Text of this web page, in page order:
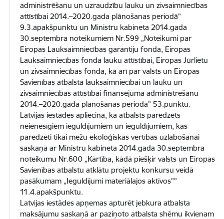
administrēšanu un uzraudzību lauku un zivsaimniecības
attīstībai 2014.–2020.gada plānošanas periodā”
9.3.apakšpunktu un Ministru kabineta 2014.gada
30.septembra noteikumiem Nr.599 „Noteikumi par
Eiropas Lauksaimniecības garantiju fonda, Eiropas
Lauksaimniecības fonda lauku attīstībai, Eiropas Jūrlietu
un zivsaimniecības fonda, kā arī par valsts un Eiropas
Savienības atbalsta lauksaimniecībai un lauku un
zivsaimniecības attīstībai finansējuma administrēšanu
2014.–2020.gada plānošanas periodā” 53.punktu.
Latvijas iestādes apliecina, ka atbalsts paredzēts
neienesīgiem ieguldījumiem un ieguldījumiem, kas
paredzēti tikai mežu ekoloģiskās vērtības uzlabošanai
saskaņā ar Ministru kabineta 2014.gada 30.septembra
noteikumu Nr.600 „Kārtība, kādā piešķir valsts un Eiropas
Savienības atbalstu atklātu projektu konkursu veidā
pasākumam „Ieguldījumi materiālajos aktīvos””
11.4.apakšpunktu.
Latvijas iestādes apņemas apturēt jebkura atbalsta
maksājumu saskaņā ar paziņoto atbalsta shēmu ikvienam